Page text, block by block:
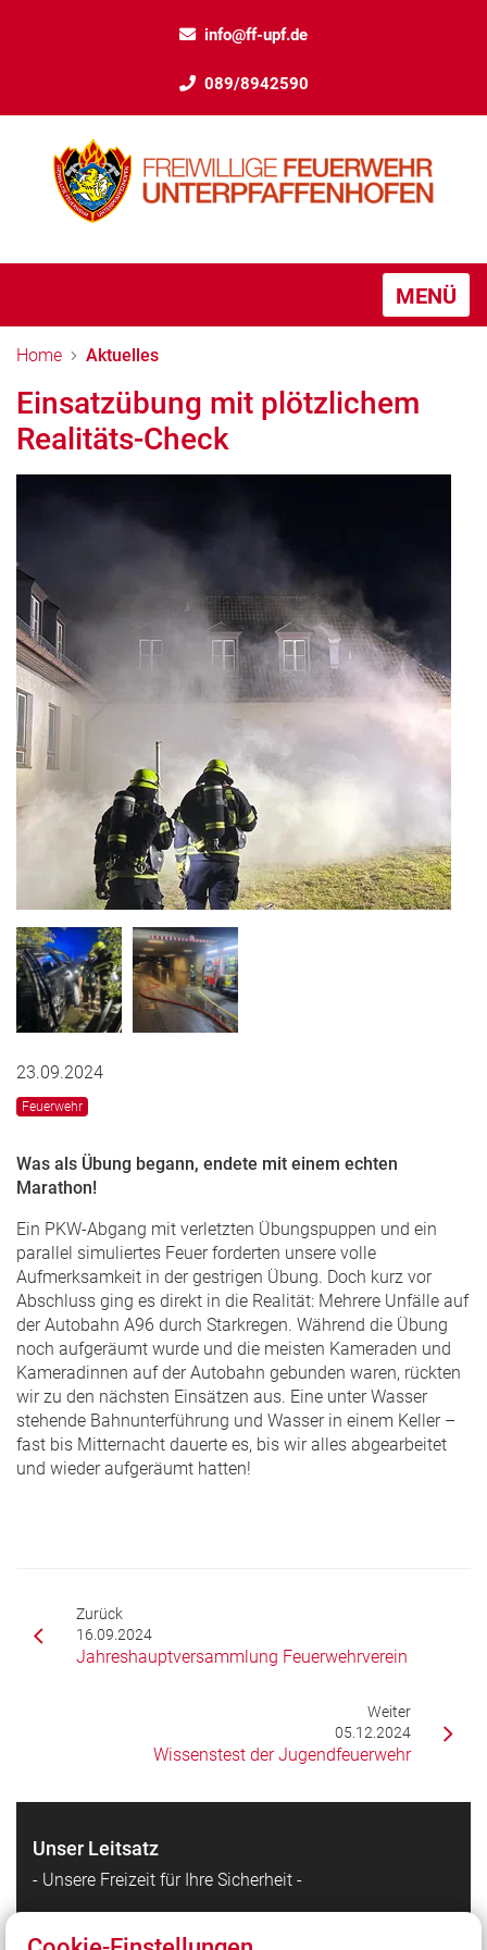
info@ff-upf.de
089/8942590
MENÜ
Home Aktuelles
Einsatzübung mit plötzlichem
Realitäts-Check
23.09.2024
Feuerwehr
Was als Übung begann, endete mit einem echten
Marathon!
Ein PKW-Abgang mit verletzten Übungspuppen und ein
parallel simuliertes Feuer forderten unsere volle
Aufmerksamkeit in der gestrigen Übung. Doch kurz vor
Abschluss ging es direkt in die Realität: Mehrere Unfälle auf
der Autobahn A96 durch Starkregen. Während die Übung
noch aufgeräumt wurde und die meisten Kameraden und
Kameradinnen auf der Autobahn gebunden waren, rückten
wir zu den nächsten Einsätzen aus. Eine unter Wasser
stehende Bahnunterführung und Wasser in einem Keller –
fast bis Mitternacht dauerte es, bis wir alles abgearbeitet
und wieder aufgeräumt hatten!
Zurück
16.09.2024
Jahreshauptversammlung Feuerwehrverein
Weiter
05.12.2024
Wissenstest der Jugendfeuerwehr
Unser Leitsatz
- Unsere Freizeit für Ihre Sicherheit -